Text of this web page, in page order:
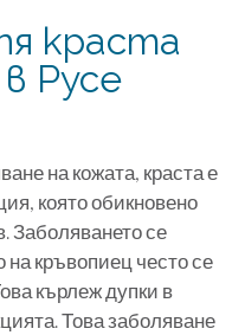
краста
Русе
на кожата, краста е
която обикновено
Заболяването се
на кръвопиец често се
кърлеж дупки в
Това заболяване